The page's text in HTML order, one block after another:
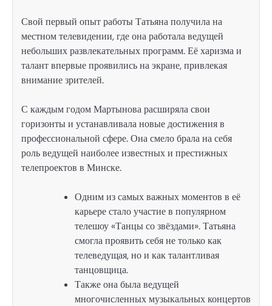
Свой первый опыт работы Татьяна получила на
местном телевидении, где она работала ведущей
небольших развлекательных программ. Её харизма и
талант впервые проявились на экране, привлекая
внимание зрителей.
С каждым годом Мартынова расширяла свои
горизонты и устанавливала новые достижения в
профессиональной сфере. Она смело брала на себя
роль ведущей наиболее известных и престижных
телепроектов в Минске.
Одним из самых важных моментов в её
карьере стало участие в популярном
телешоу «Танцы со звёздами». Татьяна
смогла проявить себя не только как
телеведущая, но и как талантливая
танцовщица.
Также она была ведущей
многочисленных музыкальных концертов